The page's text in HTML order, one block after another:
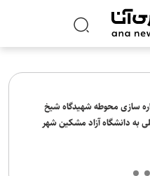
سازی محوطه شهیدگاه شیخ
به دانشگاه آزاد مشکین شهر